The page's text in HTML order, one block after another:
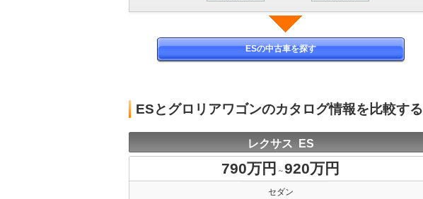
ESの中古車を探す
ESとグロリアワゴンのカタログ情報を比較する
レクサス ES
790万円 ～920万円
セダン